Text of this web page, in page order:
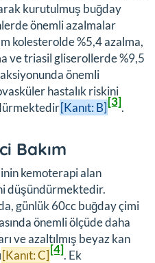
kurutulmuş buğday
önemli azalmalar
kolesterolde %5,4 azalma,
ve triasil gliserollerde %9,5
önemli
hastalık riskini
[Kanıt: B][3].
Bakım
kemoterapi alan
düşündürmektedir.
günlük 60cc buğday çimi
önemli ölçüde daha
ve azaltılmış beyaz kan
[Kanıt: C][4]. Ek